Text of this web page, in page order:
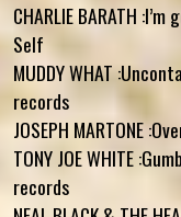
CHARLIE BARATH
Self
MUDDY WHAT
records
JOSEPH MARTONE
TONY JOE WHITE
records